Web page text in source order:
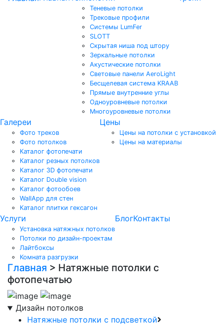
Теневые потолки
Трековые профили
Системы LumFer
SLOTT
Скрытая ниша под штору
Зеркальные потолки
Акустические потолки
Световые панели AeroLight
Бесщелевая система KRAAB
Прямые внутренние углы
Одноуровневые потолки
Многоуровневые потолки
Галереи
Фото треков
Фото потолков
Каталог фотопечати
Каталог резных потолков
Каталог 3D фотопечати
Каталог Double vision
Каталог фотообоев
WallApp для стен
Каталог плитки гексагон
Цены
Цены на потолки с установкой
Цены на материалы
Услуги
Установка натяжных потолков
Потолки по дизайн-проектам
Лайтбоксы
Комната разгрузки
БлогКонтакты
Главная > Натяжные потолки с
фотопечатью
Дизайн потолков
Натяжные потолки с подсветкой